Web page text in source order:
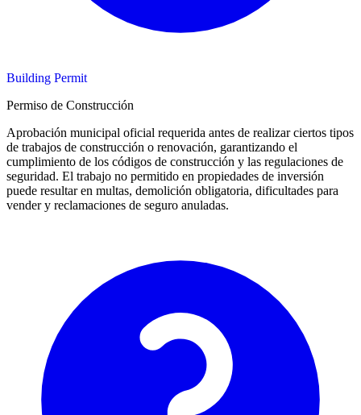
Building Permit
Permiso de Construcción
Aprobación municipal oficial requerida antes de realizar ciertos tipos
de trabajos de construcción o renovación, garantizando el
cumplimiento de los códigos de construcción y las regulaciones de
seguridad. El trabajo no permitido en propiedades de inversión
puede resultar en multas, demolición obligatoria, dificultades para
vender y reclamaciones de seguro anuladas.